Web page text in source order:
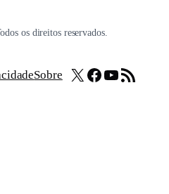
os direitos reservados.
Sobre X Facebook
Youtube
Feed RSS